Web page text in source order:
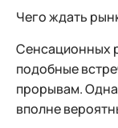
Чего ждать
Сенсационных
подобные
прорывам.
вполне